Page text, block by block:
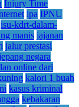
Injury Time
ipa IPNU
isu-kdrt-dalam-
manis jajanan
jalur prestasi
jepang negara
online dari
kalori 1 buah
kasus kriminal
kebakaran